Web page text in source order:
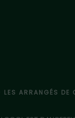
ARRANGÉS DE